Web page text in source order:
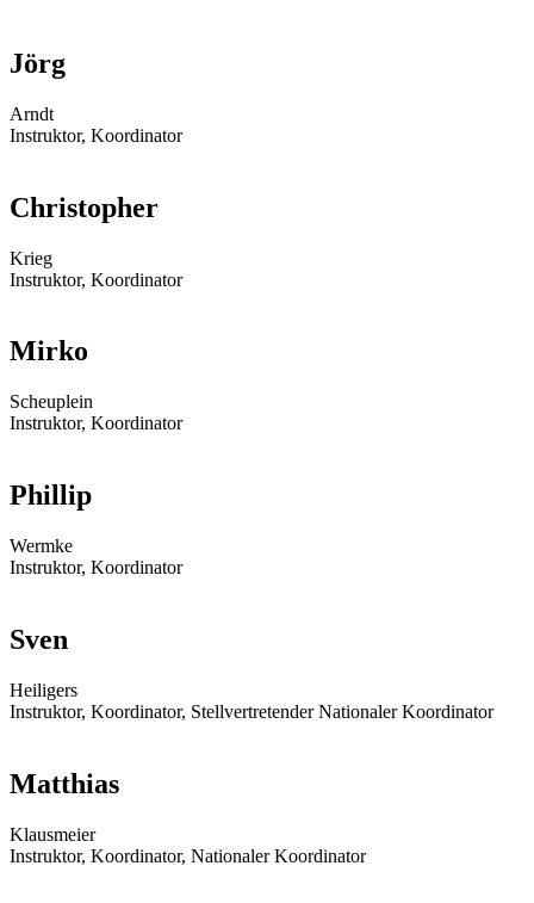
Jörg
Arndt
Instruktor, Koordinator
Christopher
Krieg
Instruktor, Koordinator
Mirko
Scheuplein
Instruktor, Koordinator
Phillip
Wermke
Instruktor, Koordinator
Sven
Heiligers
Instruktor, Koordinator, Stellvertretender Nationaler Koordinator
Matthias
Klausmeier
Instruktor, Koordinator, Nationaler Koordinator